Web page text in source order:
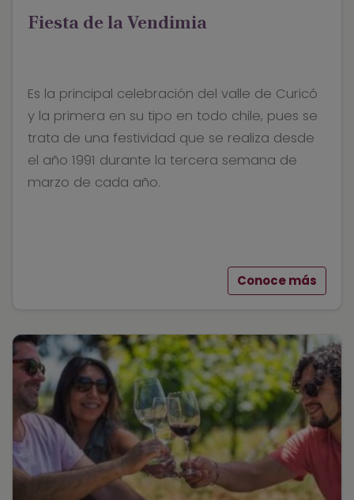
Fiesta de la Vendimia
Es la principal celebración del valle de Curicó
y la primera en su tipo en todo chile, pues se
trata de una festividad que se realiza desde
el año 1991 durante la tercera semana de
marzo de cada año.
Conoce más